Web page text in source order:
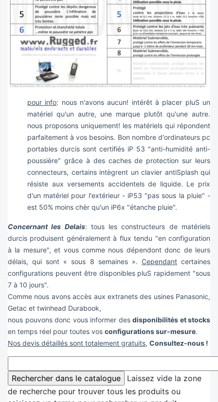
pour info: nous n'avons aucun! intérêt à placer pluS un
matériel qu'un autre, une marque plutôt qu'une autre.
nous proposons uniquement! les matériels qui répondent
parfaitement à vos besoins. Bon nombre d'ordinateurs pc
portables durcis sont certifiés iP 53 "anti-humidité anti-
poussière" grâce à des caches de protection sur leurs
connecteurs, certains intègrent un clavier antiSplash qui
résiste aux versements accidentels de liquide. Le prix
d'un matériel pour l'extérieur - iP53 "pas sous la pluie" -
est 50% moins chèr qu'un iP6x "étanche pluie".
Concernant les Delais: tous les constructeurs de matériels
durcis produisent généralement à flux tendu "en configuration
à la mesure", et vous comme nous dépendont donc de leurs
délais, qui sont « sous 8 semaines ». Cependantcertaines
configurations peuvent être disponibles pluS rapidement "sous
7 à 10 jours".
Comme nous avons accès aux extranets des usines Panasonic,
Getac et twinhead Durabook,
nous pouvons donc vous informer des disponibilités et stocks
en temps réel pour toutes vos configurations sur-mesure.
Nos devis détaillés sont totalement gratuits, Consultez-nous !
Laissez vide la zone
de recherche pour trouver tous les produits ou